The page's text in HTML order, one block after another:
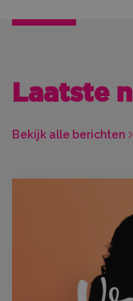
Laatste
Bekijk alle berichten